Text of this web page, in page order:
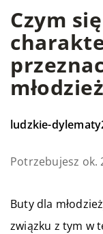
Czym
ludzkie-dylematy
Potrzebujesz ok.
Buty dla
związku z tym w